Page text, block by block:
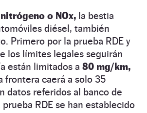
o NOx, la bestia
diésel, también
Primero por la prueba RDE y
los límites legales seguirán
están limitados a 80 ­mg/­km,
frontera caerá a solo 35
datos referidos al banco de
RDE se han establecido